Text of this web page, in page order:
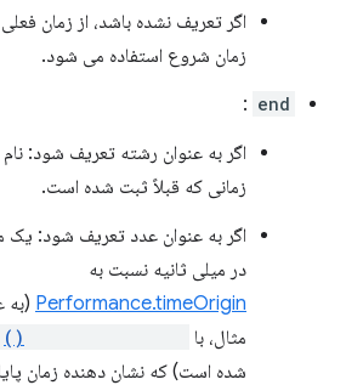
اگر تعریف نشده باشد، از زمان
زمان شروع استفاده می شود.
end
:
اگر به عنوان رشته تعریف شود: نام
زمانی که قبلاً ثبت شده است.
اگر به عنوان عدد تعریف شود: یک
در میلی ثانیه نسبت به
Performance.timeOrigin (به
مثال، با
شده است) که نشان دهنده زمان